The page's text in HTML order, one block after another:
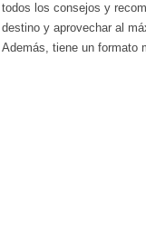
todos los consejos y
destino y aprovechar al
Además, tiene un formato